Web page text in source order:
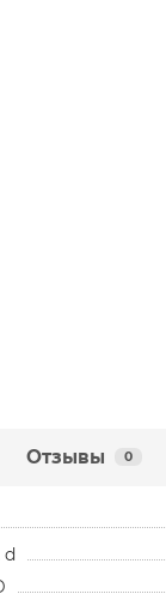
Отзывы 0
d